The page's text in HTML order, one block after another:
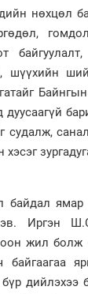
нөхцөл
шүүхийн
байдал ямар
Иргэн
жил болж
бүр